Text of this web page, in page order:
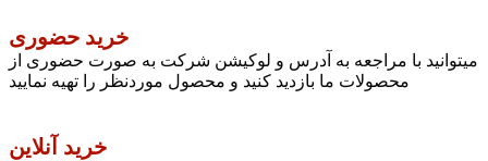
خرید حضوری
میتوانید با مراجعه به آدرس و لوکیشن شرکت به صورت حضوری از
محصولات ما بازدید کنید و محصول موردنظر را تهیه نمایید
خرید آنلاین